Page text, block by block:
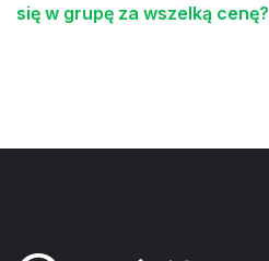
się w grupę za wszelką cenę?